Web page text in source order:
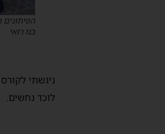
הפיתונים
בנו רואי
ניגשתי
לוכד נחשים.